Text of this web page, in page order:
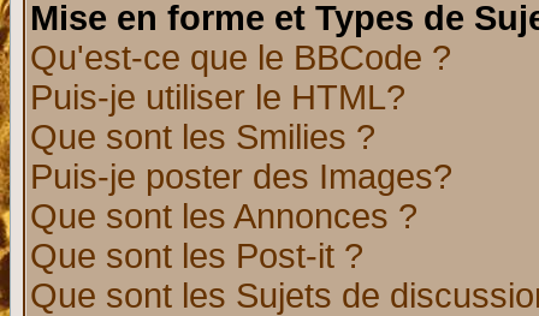
Mise en forme et Types de
Qu'est-ce que le BBCode ?
Puis-je utiliser le HTML?
Que sont les Smilies ?
Puis-je poster des Images?
Que sont les Annonces ?
Que sont les Post-it ?
Que sont les Sujets de